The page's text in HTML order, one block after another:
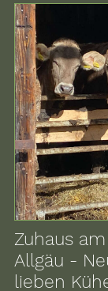
Zuhaus
Allgäu -
lieben